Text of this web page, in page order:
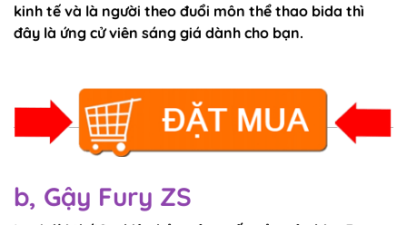
kinh tế và là người theo đuổi môn thể thao bida thì
đây là ứng cử viên sáng giá dành cho bạn.
b, Gậy Fury ZS